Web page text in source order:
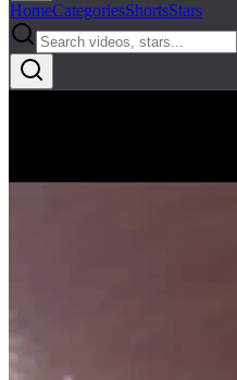
HomeCategoriesShortsStars